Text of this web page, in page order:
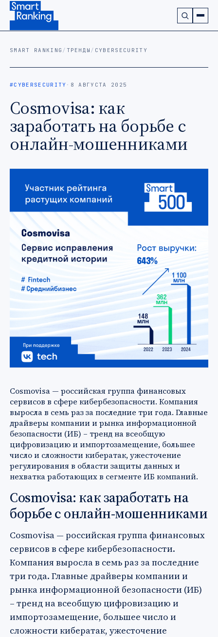
Подписаться на наш канал в Telegram (откроется в
SMART RANKING / ТРЕНДЫ / CYBERSECURITY
#CYBERSECURITY · 8 АВГУСТА 2025
Cosmovisa: как
заработать на борьбе с
онлайн-мошенниками
Cosmovisa — российская группа финансовых
сервисов в сфере кибербезопасности. Компания
выросла в семь раз за последние три года. Главные
драйверы компании и рынка информационной
безопасности (ИБ) – тренд на всеобщую
цифровизацию и импортозамещение, большее
число и сложности кибератак, ужесточение
регулирования в области защиты данных и
нехватка работающих в сегменте ИБ компаний.
Cosmovisa: как заработать на
борьбе с онлайн-мошенниками
Cosmovisa — российская группа финансовых
сервисов в сфере кибербезопасности.
Компания выросла в семь раз за последние
три года. Главные драйверы компании и
рынка информационной безопасности (ИБ)
– тренд на всеобщую цифровизацию и
импортозамещение, большее число и
сложности кибератак, ужесточение